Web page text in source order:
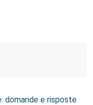
domande e risposte